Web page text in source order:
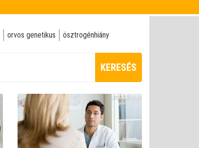
orvos genetikus ösztrogénhiány
KERESÉS